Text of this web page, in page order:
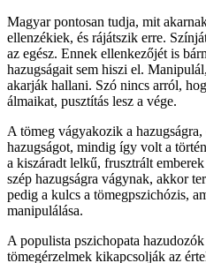
Magyar pontosan tudja, mit
ellenzékiek, és rájátszik erre.
az egész. Ennek ellenkezőjét is
hazugságait sem hiszi el.
akarják hallani. Szó nincs arról,
álmaikat, pusztítás lesz a vége.
A tömeg vágyakozik a hazugságra,
hazugságot, mindig így volt a
a kiszáradt lelkű, frusztrált
szép hazugságra vágynak, akkor
pedig a kulcs a tömegpszichózis,
manipulálása.
A populista pszichopata
tömegérzelmek kikapcsolják az